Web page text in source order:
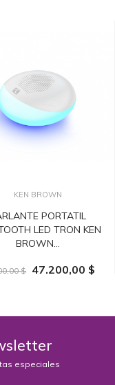
KEN BROWN
PORTATIL
LED TRON KEN
BROWN...
$ 47.200,00 $
especiales